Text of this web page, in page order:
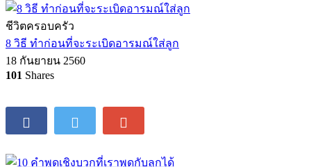
ชีวิตครอบครัว
8 วิธี ทำก่อนที่จะระเบิดอารมณ์ใส่ลูก
18 กันยายน 2560
101 Shares